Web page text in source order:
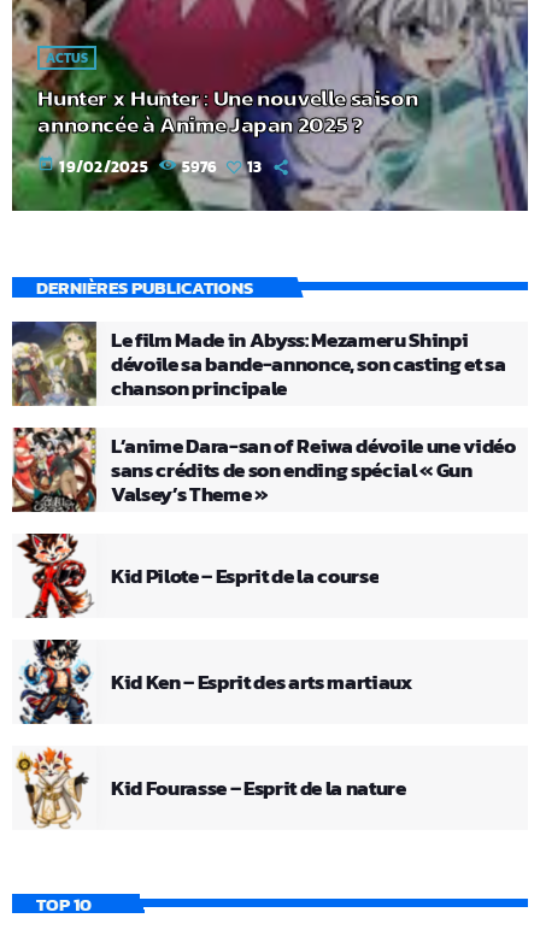
ACTUS
Hunter x Hunter : Une nouvelle saison
annoncée à Anime Japan 2025 ?
today 19/02/2025 5976 13
DERNIÈRES PUBLICATIONS
Le film Made in Abyss: Mezameru Shinpi
dévoile sa bande-annonce, son casting et sa
chanson principale
L’anime Dara-san of Reiwa dévoile une vidéo
sans crédits de son ending spécial « Gun
Valsey’s Theme »
Kid Pilote – Esprit de la course
Kid Ken – Esprit des arts martiaux
Kid Fourasse – Esprit de la nature
TOP 10